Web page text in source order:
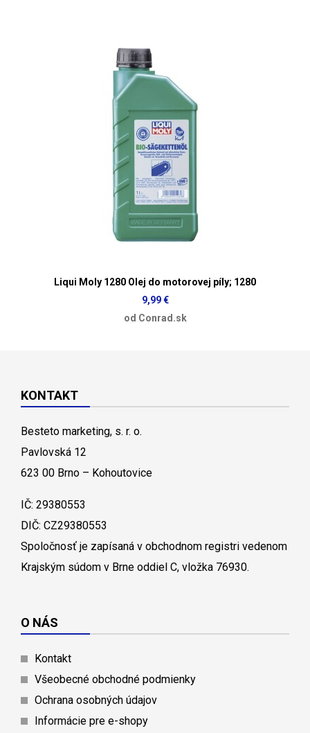
Liqui Moly 1280 Olej do motorovej píly; 1280
9,99 €
od Conrad.sk
KONTAKT
Besteto marketing, s. r. o.
Pavlovská 12
623 00 Brno – Kohoutovice
IČ: 29380553
DIČ: CZ29380553
Spoločnosť je zapísaná v obchodnom registri vedenom
Krajským súdom v Brne oddiel C, vložka 76930.
O NÁS
Kontakt
Všeobecné obchodné podmienky
Ochrana osobných údajov
Informácie pre e-shopy